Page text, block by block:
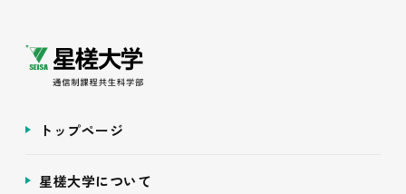
トップページ
星槎大学について